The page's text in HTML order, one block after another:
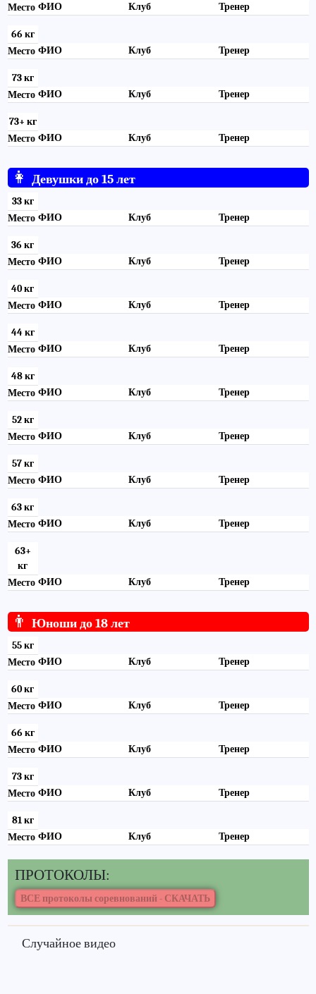
Место ФИО Клуб Тренер
66 кг
Место ФИО Клуб Тренер
73 кг
Место ФИО Клуб Тренер
73+ кг
Место ФИО Клуб Тренер
👩 Девушки до 15 лет
33 кг
Место ФИО Клуб Тренер
36 кг
Место ФИО Клуб Тренер
40 кг
Место ФИО Клуб Тренер
44 кг
Место ФИО Клуб Тренер
48 кг
Место ФИО Клуб Тренер
52 кг
Место ФИО Клуб Тренер
57 кг
Место ФИО Клуб Тренер
63 кг
Место ФИО Клуб Тренер
63+
кг
Место ФИО Клуб Тренер
👨 Юноши до 18 лет
55 кг
Место ФИО Клуб Тренер
60 кг
Место ФИО Клуб Тренер
66 кг
Место ФИО Клуб Тренер
73 кг
Место ФИО Клуб Тренер
81 кг
Место ФИО Клуб Тренер
ПРОТОКОЛЫ:
Случайное видео